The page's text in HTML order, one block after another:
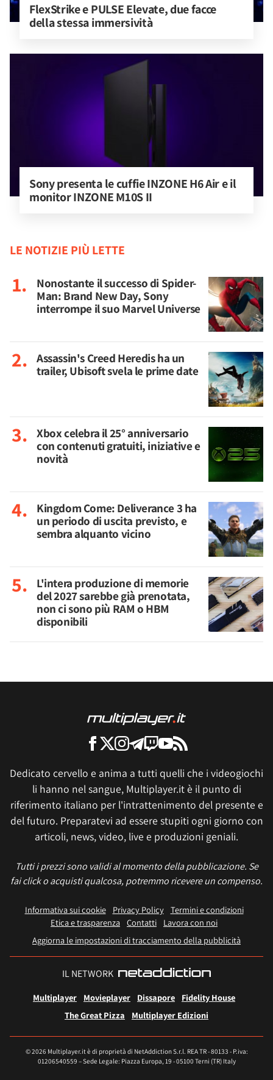
FlexStrike e PULSE Elevate, due facce
della stessa immersività
Sony presenta le cuffie INZONE H6 Air e il
monitor INZONE M10S II
LE NOTIZIE PIÙ LETTE
Nonostante il successo di Spider-
Man: Brand New Day, Sony
interrompe il suo Marvel Universe
Assassin's Creed Heredis ha un
trailer, Ubisoft svela le prime date
Xbox celebra il 25° anniversario
con contenuti gratuiti, iniziative e
novità
Kingdom Come: Deliverance 3 ha
un periodo di uscita previsto, e
sembra alquanto vicino
L'intera produzione di memorie
del 2027 sarebbe già prenotata,
non ci sono più RAM o HBM
disponibili
Dedicato cervello e anima a tutti quelli che i videogiochi
li hanno nel sangue, Multiplayer.it è il punto di
riferimento italiano per l'intrattenimento del presente e
del futuro. Preparatevi ad essere stupiti ogni giorno con
articoli, news, video, live e produzioni geniali.
Tutti i prezzi sono validi al momento della pubblicazione. Se
fai click o acquisti qualcosa, potremmo ricevere un compenso.
Informativa sui cookie Privacy Policy
Termini e condizioni
Etica e trasparenza Contatti
Lavora con noi
Aggiorna le impostazioni di tracciamento della pubblicità
IL NETWORK
Multiplayer Movieplayer Dissapore
Fidelity House
The Great Pizza
Multiplayer Edizioni
© 2026 Multiplayer.it è di proprietà di NetAddiction S.r.l. REA TR - 80133 - P.iva:
01206540559 – Sede Legale: Piazza Europa, 19 - 05100 Terni (TR) Italy